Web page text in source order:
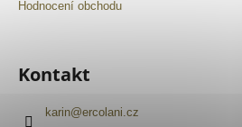
Hodnocení obchodu
Kontakt
karin@ercolani.cz